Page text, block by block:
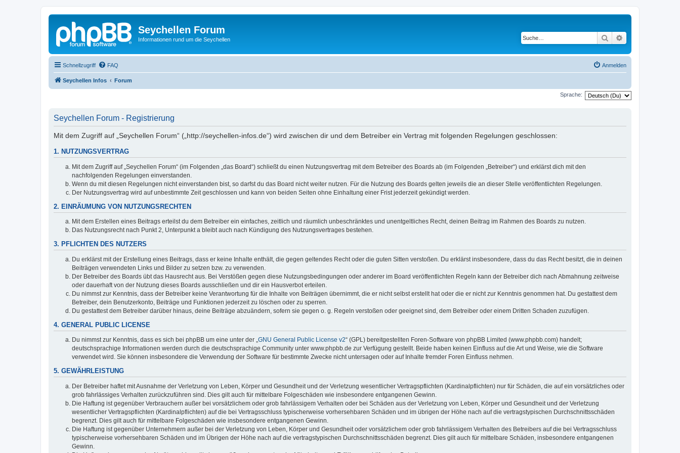
Seychellen Forum
Informationen rund um die Seychellen Suche
Schnellzugriff FAQ Anmelden
Seychellen Infos Forum
Sprache:
Seychellen Forum - Registrierung
Mit dem Zugriff auf „Seychellen Forum“ („http://seychellen-infos.de“) wird zwischen dir und dem Betreiber ein Vertrag mit folgenden Regelungen geschlossen:
1. NUTZUNGSVERTRAG
Mit dem Zugriff auf „Seychellen Forum“ (im Folgenden „das Board“) schließt du einen Nutzungsvertrag mit dem Betreiber des Boards ab (im Folgenden „Betreiber“) und erklärst dich mit den
nachfolgenden Regelungen einverstanden.
Wenn du mit diesen Regelungen nicht einverstanden bist, so darfst du das Board nicht weiter nutzen. Für die Nutzung des Boards gelten jeweils die an dieser Stelle veröffentlichten Regelungen.
Der Nutzungsvertrag wird auf unbestimmte Zeit geschlossen und kann von beiden Seiten ohne Einhaltung einer Frist jederzeit gekündigt werden.
2. EINRÄUMUNG VON NUTZUNGSRECHTEN
Mit dem Erstellen eines Beitrags erteilst du dem Betreiber ein einfaches, zeitlich und räumlich unbeschränktes und unentgeltliches Recht, deinen Beitrag im Rahmen des Boards zu nutzen.
Das Nutzungsrecht nach Punkt 2, Unterpunkt a bleibt auch nach Kündigung des Nutzungsvertrages bestehen.
3. PFLICHTEN DES NUTZERS
Du erklärst mit der Erstellung eines Beitrags, dass er keine Inhalte enthält, die gegen geltendes Recht oder die guten Sitten verstoßen. Du erklärst insbesondere, dass du das Recht besitzt, die in deinen
Beiträgen verwendeten Links und Bilder zu setzen bzw. zu verwenden.
Der Betreiber des Boards übt das Hausrecht aus. Bei Verstößen gegen diese Nutzungsbedingungen oder anderer im Board veröffentlichten Regeln kann der Betreiber dich nach Abmahnung zeitweise
oder dauerhaft von der Nutzung dieses Boards ausschließen und dir ein Hausverbot erteilen.
Du nimmst zur Kenntnis, dass der Betreiber keine Verantwortung für die Inhalte von Beiträgen übernimmt, die er nicht selbst erstellt hat oder die er nicht zur Kenntnis genommen hat. Du gestattest dem
Betreiber, dein Benutzerkonto, Beiträge und Funktionen jederzeit zu löschen oder zu sperren.
Du gestattest dem Betreiber darüber hinaus, deine Beiträge abzuändern, sofern sie gegen o. g. Regeln verstoßen oder geeignet sind, dem Betreiber oder einem Dritten Schaden zuzufügen.
4. GENERAL PUBLIC LICENSE
Du nimmst zur Kenntnis, dass es sich bei phpBB um eine unter der „GNU General Public License v2“ (GPL) bereitgestellten Foren-Software von phpBB Limited (www.phpbb.com) handelt;
deutschsprachige Informationen werden durch die deutschsprachige Community unter www.phpbb.de zur Verfügung gestellt. Beide haben keinen Einfluss auf die Art und Weise, wie die Software
verwendet wird. Sie können insbesondere die Verwendung der Software für bestimmte Zwecke nicht untersagen oder auf Inhalte fremder Foren Einfluss nehmen.
5. GEWÄHRLEISTUNG
Der Betreiber haftet mit Ausnahme der Verletzung von Leben, Körper und Gesundheit und der Verletzung wesentlicher Vertragspflichten (Kardinalpflichten) nur für Schäden, die auf ein vorsätzliches oder
grob fahrlässiges Verhalten zurückzuführen sind. Dies gilt auch für mittelbare Folgeschäden wie insbesondere entgangenen Gewinn.
Die Haftung ist gegenüber Verbrauchern außer bei vorsätzlichem oder grob fahrlässigem Verhalten oder bei Schäden aus der Verletzung von Leben, Körper und Gesundheit und der Verletzung
wesentlicher Vertragspflichten (Kardinalpflichten) auf die bei Vertragsschluss typischerweise vorhersehbaren Schäden und im übrigen der Höhe nach auf die vertragstypischen Durchschnittsschäden
begrenzt. Dies gilt auch für mittelbare Folgeschäden wie insbesondere entgangenen Gewinn.
Die Haftung ist gegenüber Unternehmern außer bei der Verletzung von Leben, Körper und Gesundheit oder vorsätzlichem oder grob fahrlässigem Verhalten des Betreibers auf die bei Vertragsschluss
typischerweise vorhersehbaren Schäden und im Übrigen der Höhe nach auf die vertragstypischen Durchschnittsschäden begrenzt. Dies gilt auch für mittelbare Schäden, insbesondere entgangenen
Gewinn.